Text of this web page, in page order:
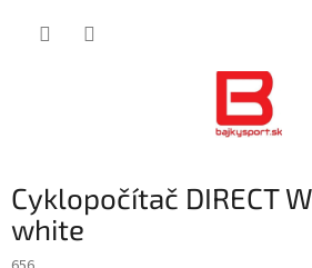
Cyklopočítač DIRECT
white